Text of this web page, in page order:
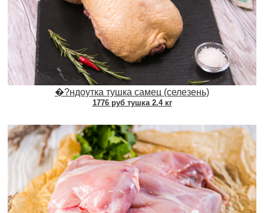
�?ндоутка тушка самец (селезень)
1776 руб тушка 2.4 кг